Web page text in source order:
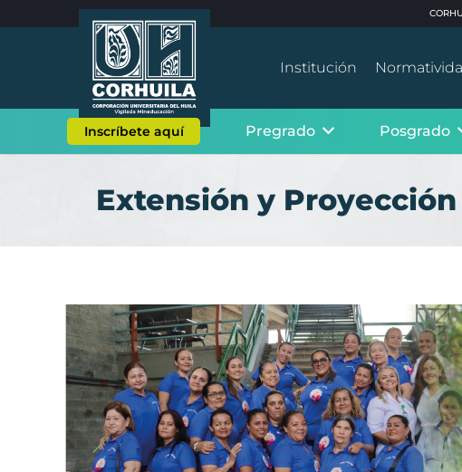
Institución
Inscríbete aquí Pregrado Posgrado
Extensión y Proyección